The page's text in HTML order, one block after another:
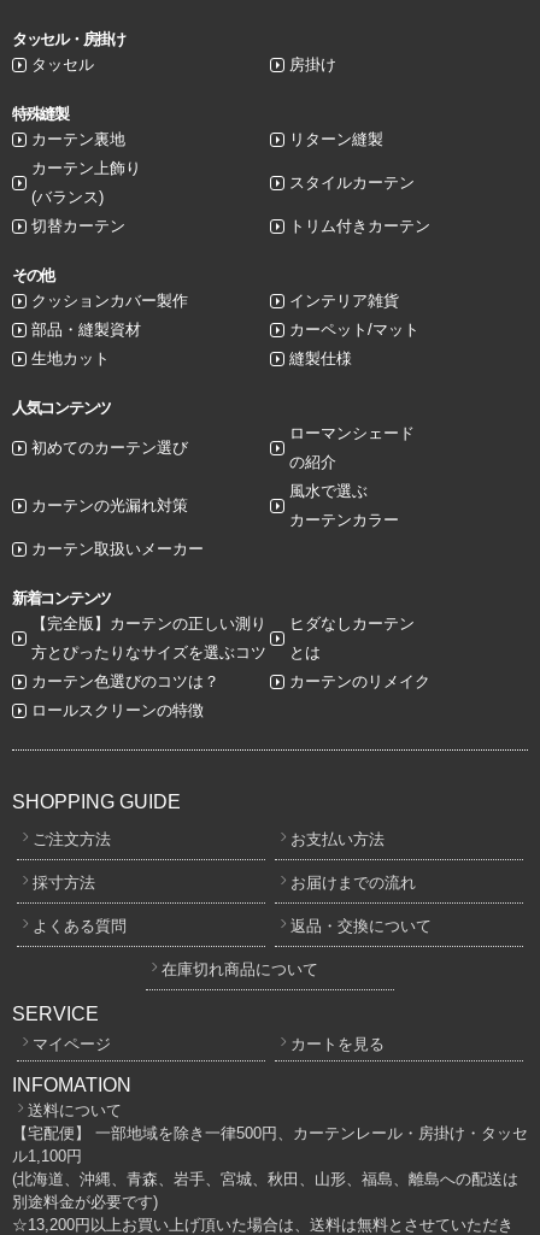
タッセル・房掛け
タッセル
房掛け
特殊縫製
カーテン裏地
リターン縫製
カーテン上飾り
(バランス)
スタイルカーテン
切替カーテン トリム付きカーテン
その他
クッションカバー製作
インテリア雑貨
部品・縫製資材
カーペット/マット
生地カット
縫製仕様
人気コンテンツ
初めてのカーテン選び
ローマンシェード
の紹介
カーテンの光漏れ対策
風水で選ぶ
カーテンカラー
カーテン取扱いメーカー
新着コンテンツ
【完全版】カーテンの正しい測り
方とぴったりなサイズを選ぶコツ
ヒダなしカーテン
とは
カーテン色選びのコツは？
カーテンのリメイク
ロールスクリーンの特徴
SHOPPING GUIDE
ご注文方法 お支払い方法
採寸方法 お届けまでの流れ
よくある質問 返品・交換について
在庫切れ商品について
SERVICE
マイページ カートを見る
INFOMATION
送料について
【宅配便】 一部地域を除き一律500円、カーテンレール・房掛け・タッセ
ル1,100円
(北海道、沖縄、青森、岩手、宮城、秋田、山形、福島、離島への配送は
別途料金が必要です)
☆13,200円以上お買い上げ頂いた場合は、送料は無料とさせていただき